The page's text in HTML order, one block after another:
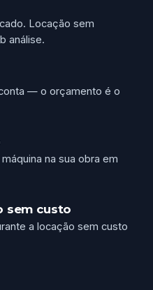
Locação sem
análise.
— o orçamento é o
na sua obra em
sem custo
a locação sem custo